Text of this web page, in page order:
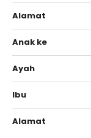
Alamat
Anak ke
Ayah
Ibu
Alamat